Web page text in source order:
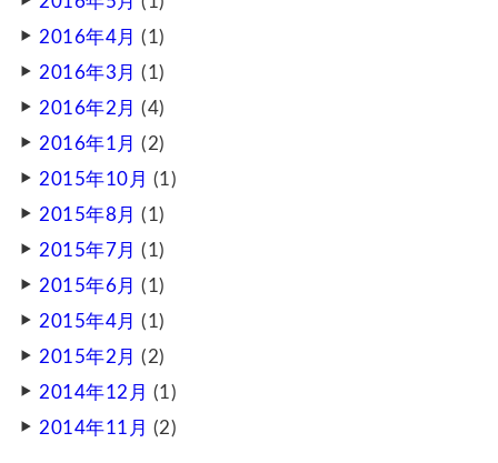
2016年4月 (1)
2016年3月 (1)
2016年2月 (4)
2016年1月 (2)
2015年10月 (1)
2015年8月 (1)
2015年7月 (1)
2015年6月 (1)
2015年4月 (1)
2015年2月 (2)
2014年12月 (1)
2014年11月 (2)